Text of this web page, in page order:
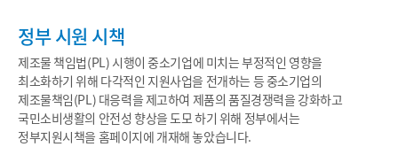
정부 시원 시책
제조물 책임법(PL) 시행이 중소기업에 미치는 부정적인 영향을
최소화하기 위해 다각적인 지원사업을 전개하는 등 중소기업의
제조물책임(PL) 대응력을 제고하여 제품의 품질경쟁력을 강화하고
국민소비생활의 안전성 향상을 도모 하기 위해 정부에서는
정부지원시책을 홈페이지에 개재해 놓았습니다.